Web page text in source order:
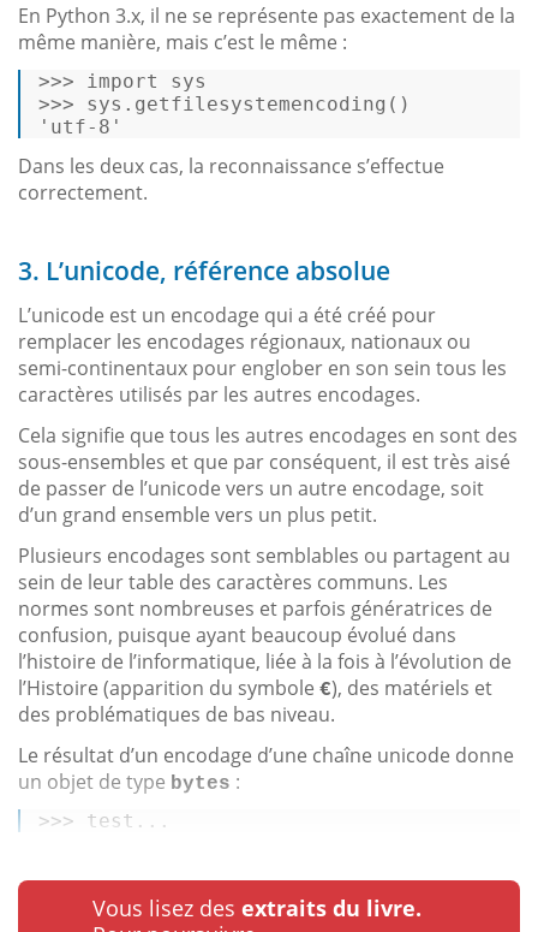
En Python 3.x, il ne se représente pas exactement de la
même manière, mais c’est le même :
>>> import
sys
>>>
sys.getfilesystemencoding()
'utf-8'
Dans les deux cas, la reconnaissance s’effectue
correctement.
3. L’unicode, référence absolue
L’unicode est un encodage qui a été créé pour
remplacer les encodages régionaux, nationaux ou
semi-continentaux pour englober en son sein tous les
caractères utilisés par les autres encodages.
Cela signifie que tous les autres encodages en sont des
sous-ensembles et que par conséquent, il est très aisé
de passer de l’unicode vers un autre encodage, soit
d’un grand ensemble vers un plus petit.
Plusieurs encodages sont semblables ou partagent au
sein de leur table des caractères communs. Les
normes sont nombreuses et parfois génératrices de
confusion, puisque ayant beaucoup évolué dans
l’histoire de l’informatique, liée à la fois à l’évolution de
l’Histoire (apparition du symbole €), des matériels et
des problématiques de bas niveau.
Le résultat d’un encodage d’une chaîne unicode donne
un objet de type bytes :
>>> test...
Vous lisez des extraits du livre.